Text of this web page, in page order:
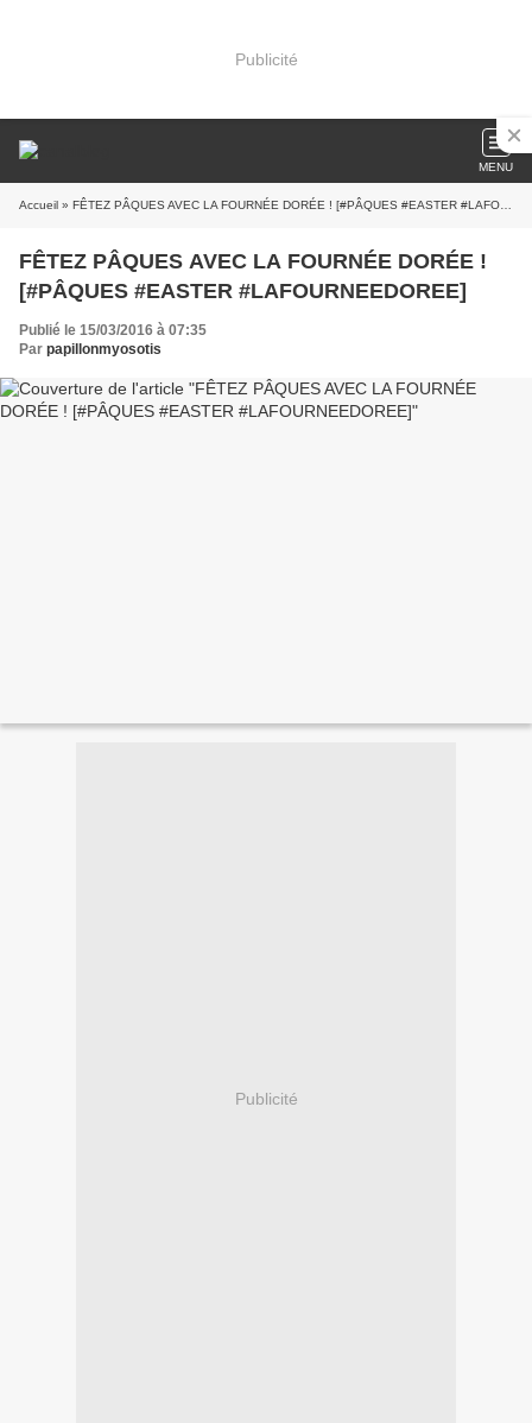
Publicité
MENU
Accueil » FÊTEZ PÂQUES AVEC LA FOURNÉE DORÉE ! [#PÂQUES #EASTER #LAFOURNEEDOREE]
FÊTEZ PÂQUES AVEC LA FOURNÉE DORÉE !
[#PÂQUES #EASTER #LAFOURNEEDOREE]
Publié le 15/03/2016 à 07:35
Par papillonmyosotis
Publicité